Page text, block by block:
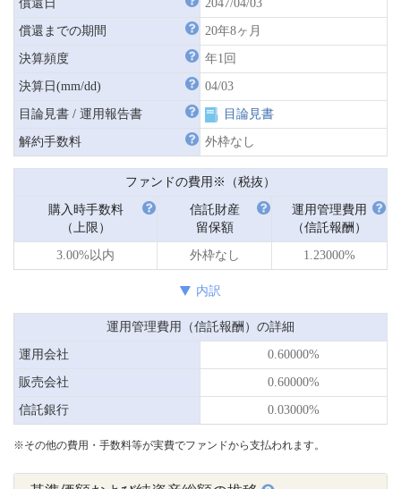
償還日 2047/04/03
償還までの期間 20年8ヶ月
決算頻度 年1回
決算日(mm/dd) 04/03
目論見書 / 運用報告書 目論見書
解約手数料 外枠なし
ファンドの費用※（税抜）
購入時手数料
（上限）
信託財産
留保額
運用管理費用
（信託報酬）
3.00%以内 外枠なし 1.23000%
内訳
運用管理費用（信託報酬）の詳細
運用会社 0.60000%
販売会社 0.60000%
信託銀行 0.03000%
※その他の費用・手数料等が実費でファンドから支払われます。